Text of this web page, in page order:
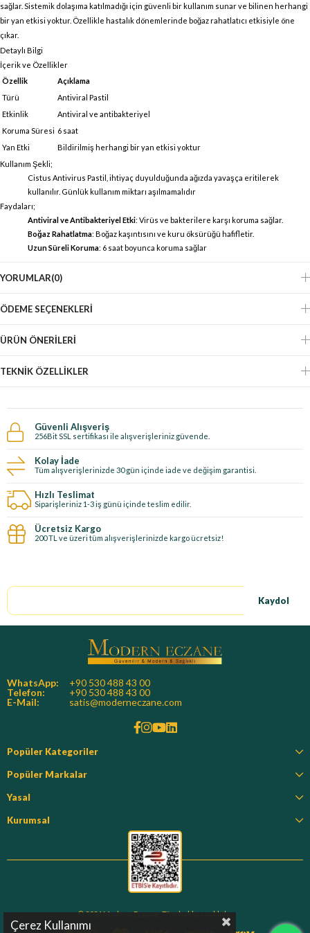
sağlar. Sistemik dolaşıma katılmadığı için güvenli bir kullanım sunar ve bilinen herhangi
bir yan etkisi yoktur. Özellikle hastalık dönemlerinde boğaz rahatlatıcı etkisiyle öne
çıkar.
Detaylı Bilgi
İçerik ve Özellikler
Özellik
Açıklama
Türü
Antiviral Pastil
Etkinlik
Antiviral ve antibakteriyel
Koruma Süresi 6 saat
Yan Etki
Bildirilmiş herhangi bir yan etkisi yoktur
Kullanım Şekli;
Cistus Antivirus Pastil, ihtiyaç duyulduğunda ağızda yavaşça eritilerek
kullanılır. Günlük kullanım miktarı aşılmamalıdır
Faydaları;
Antiviral ve Antibakteriyel Etki: Virüs ve bakterilere karşı koruma sağlar.
Boğaz Rahatlatma: Boğaz kaşıntısını ve kuru öksürüğü hafifletir.
Uzun Süreli Koruma: 6 saat boyunca koruma sağlar
YORUMLAR(0)
ÖDEME SEÇENEKLERI
ÜRÜN ÖNERILERI
TEKNIK ÖZELLIKLER
Güvenli Alışveriş
256Bit SSL sertifikası ile alışverişleriniz güvende.
Kolay İade
Tüm alışverişlerinizde 30 gün içinde iade ve değişim garantisi.
Hızlı Teslimat
Siparişleriniz 1-3 iş günü içinde teslim edilir.
Ücretsiz Kargo
200 TL ve üzeri tüm alışverişlerinizde kargo ücretsiz!
Kaydol
WhatsApp:
+90 530 488 43 00
Telefon:
+90 530 488 43 00
E-Mail:
satis@moderneczane.com
Popüler Kategoriler
Popüler Markalar
Yasal
Kurumsal
© 2024 Modern Eczane. Tüm hakları saklıdır.
Çerez Kullanımı